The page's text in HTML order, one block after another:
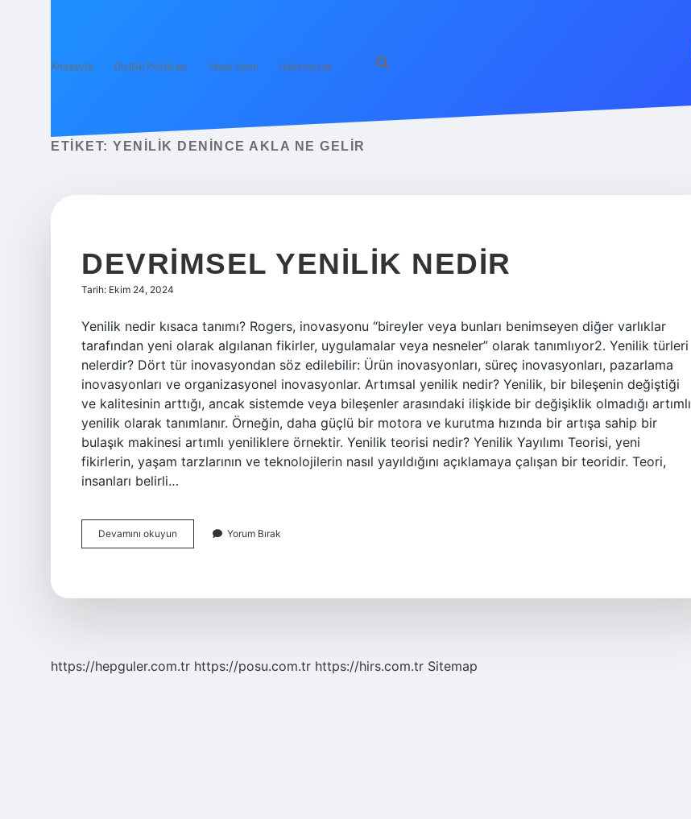
Anasayfa Gizlilik Politikası Yasal Uyarı Hakkımızda
ETIKET: YENILIK DENINCE AKLA NE GELIR
DEVRIMSEL YENILIK NEDIR
Tarih: Ekim 24, 2024
Yenilik nedir kısaca tanımı? Rogers, inovasyonu “bireyler veya bunları benimseyen diğer varlıklar
tarafından yeni olarak algılanan fikirler, uygulamalar veya nesneler” olarak tanımlıyor2. Yenilik türleri
nelerdir? Dört tür inovasyondan söz edilebilir: Ürün inovasyonları, süreç inovasyonları, pazarlama
inovasyonları ve organizasyonel inovasyonlar. Artımsal yenilik nedir? Yenilik, bir bileşenin değiştiği
ve kalitesinin arttığı, ancak sistemde veya bileşenler arasındaki ilişkide bir değişiklik olmadığı artımlı
yenilik olarak tanımlanır. Örneğin, daha güçlü bir motora ve kurutma hızında bir artışa sahip bir
bulaşık makinesi artımlı yeniliklere örnektir. Yenilik teorisi nedir? Yenilik Yayılımı Teorisi, yeni
fikirlerin, yaşam tarzlarının ve teknolojilerin nasıl yayıldığını açıklamaya çalışan bir teoridir. Teori,
insanları belirli…
Devamını okuyun Devrimsel
Yenilik
Yorum Bırak
https://hepguler.com.tr https://posu.com.tr https://hirs.com.tr Sitemap